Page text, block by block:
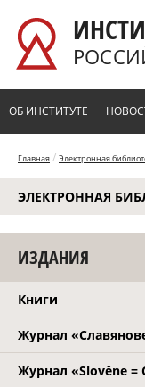
ОБ ИНСТИТУТЕ
Главная / Электронная
ЭЛЕКТРОННАЯ
ИЗДАНИЯ
Книги
Журнал
Журнал «Slověne =